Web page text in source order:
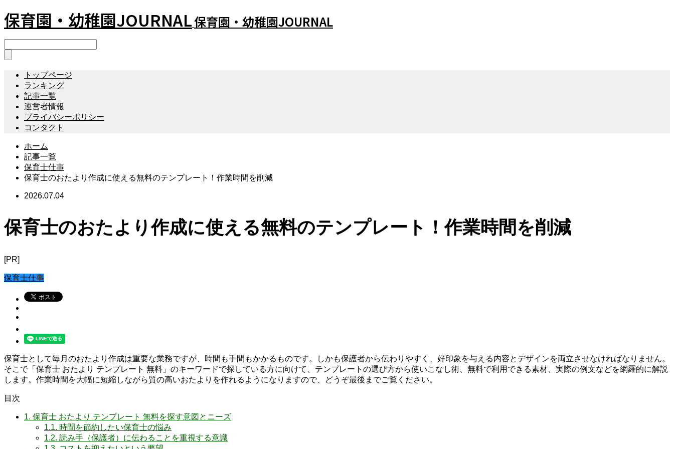
保育園・幼稚園JOURNAL保育園・幼稚園JOURNAL
トップページ
ランキング
記事一覧
運営者情報
プライバシーポリシー
コンタクト
ホーム
記事一覧
保育士仕事
保育士のおたより作成に使える無料のテンプレート！作業時間を削減
2026.07.04
保育士のおたより作成に使える無料のテンプレート！作業時間を削減
[PR]
保育士仕事
保育士として毎月のおたより作成は重要な業務ですが、時間も手間もかかるものです。しかも保護者から伝わりやすく、好印象を与える内容とデザインを両立させなければなりません。
そこで「保育士 おたより テンプレート 無料」のキーワードで探している方に向けて、テンプレートの選び方から使いこなし術、無料で利用できる素材、実際の例文などを網羅的に解説
します。作業時間を大幅に短縮しながら質の高いおたよりを作れるようになりますので、どうぞ最後までご覧ください。
目次
1. 保育士 おたより テンプレート 無料を探す意図とニーズ
1.1. 時間を節約したい保育士の悩み
1.2. 読み手（保護者）に伝わることを重視する意識